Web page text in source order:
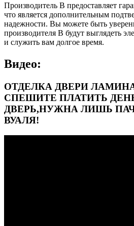
Производитель B предоставляет
что является дополнительным
надежности. Вы можете быть
производителя B будут выглядеть
и служить вам долгое время.
Видео:
ОТДЕЛКА ДВЕРИ
СПЕШИТЕ ПЛАТИТЬ
ДВЕРЬ,НУЖНА ЛИШЬ
ВУАЛЯ!